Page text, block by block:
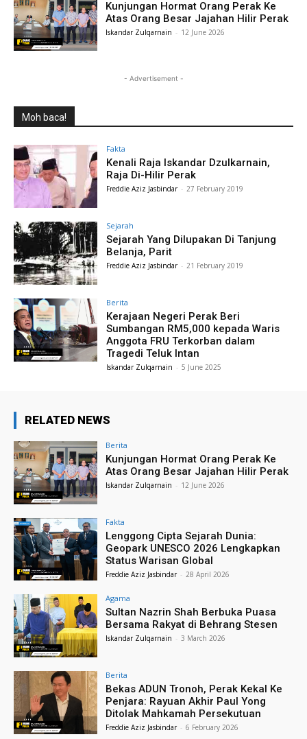
Kunjungan Hormat Orang Perak Ke
Atas Orang Besar Jajahan Hilir Perak
Iskandar Zulqarnain - 12 June 2026
- Advertisement -
Moh baca!
Fakta
Kenali Raja Iskandar Dzulkarnain,
Raja Di-Hilir Perak
Freddie Aziz Jasbindar - 27 February 2019
Sejarah
Sejarah Yang Dilupakan Di Tanjung
Belanja, Parit
Freddie Aziz Jasbindar - 21 February 2019
Berita
Kerajaan Negeri Perak Beri
Sumbangan RM5,000 kepada Waris
Anggota FRU Terkorban dalam
Tragedi Teluk Intan
Iskandar Zulqarnain - 5 June 2025
RELATED NEWS
Berita
Kunjungan Hormat Orang Perak Ke
Atas Orang Besar Jajahan Hilir Perak
Iskandar Zulqarnain - 12 June 2026
Fakta
Lenggong Cipta Sejarah Dunia:
Geopark UNESCO 2026 Lengkapkan
Status Warisan Global
Freddie Aziz Jasbindar - 28 April 2026
Agama
Sultan Nazrin Shah Berbuka Puasa
Bersama Rakyat di Behrang Stesen
Iskandar Zulqarnain - 3 March 2026
Berita
Bekas ADUN Tronoh, Perak Kekal Ke
Penjara: Rayuan Akhir Paul Yong
Ditolak Mahkamah Persekutuan
Freddie Aziz Jasbindar - 6 February 2026